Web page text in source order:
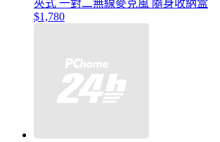
夾式 一對二無線麥克風 隨身收納盒
$1,780